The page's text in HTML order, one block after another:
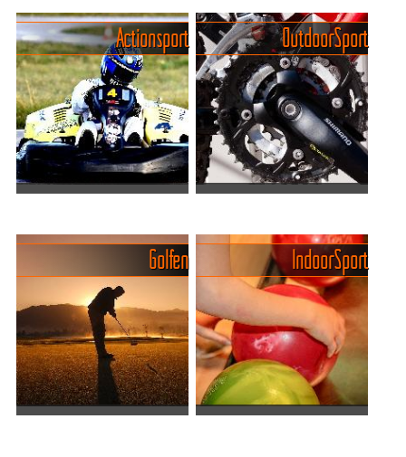
Viele Sportarten die man
hierzulande kaum vorfindet
oder die sich nur mit
grösserem bürokratischen
und/oder finanziellen
Aufwand betreiben lassen,
sin...
Actionsport
Tennis Über ein Dutzend
teilweise sehr schöne
Tennisanlagen finden sich in
der Stadt in den grossen
Hotels. Einige bieten neben
Trainern auch die Mög...
Outdoor Sport
Golfen Indoor Sport